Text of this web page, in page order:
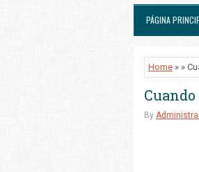
PÁGINA
Home » »
By